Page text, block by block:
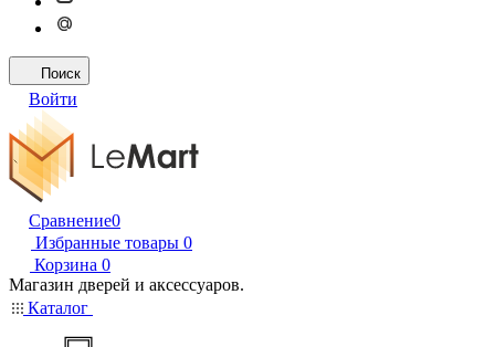
Поиск
Войти
Сравнение0
Избранные товары 0
Корзина 0
Магазин дверей и аксессуаров.
Каталог